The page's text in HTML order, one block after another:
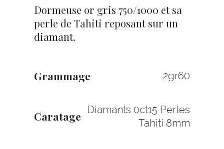
Dormeuse or gris 750/1000 et sa
perle de Tahiti reposant sur un
diamant.
Grammage 2gr60
Caratage
Diamants 0ct15 Perles
Tahiti 8mm